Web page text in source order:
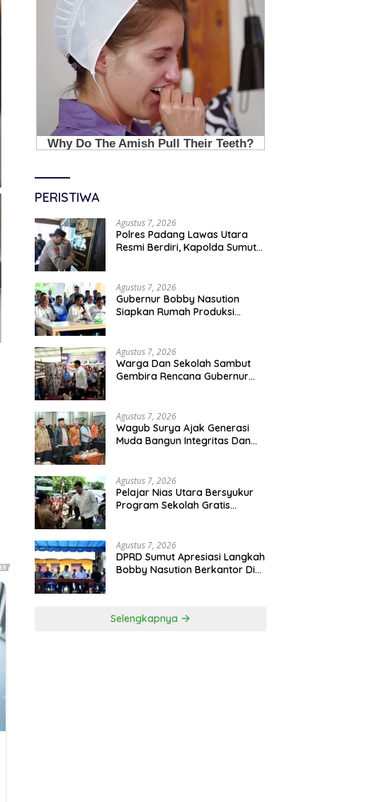
PERISTIWA
Agustus 7, 2026
Polres Padang Lawas Utara
Resmi Berdiri, Kapolda Sumut
Agustus 7, 2026
Gubernur Bobby Nasution
Siapkan Rumah Produksi
Agustus 7, 2026
Warga Dan Sekolah Sambut
Gembira Rencana Gubernur
Agustus 7, 2026
Wagub Surya Ajak Generasi
Muda Bangun Integritas Dan
Agustus 7, 2026
Pelajar Nias Utara Bersyukur
Program Sekolah Gratis
Agustus 7, 2026
DPRD Sumut Apresiasi Langkah
Bobby Nasution Berkantor Di
Selengkapnya